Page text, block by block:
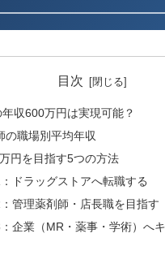
目次
収600万円は実現可能？
の職場別平均年収
円を目指す5つの方法
ドラッグストアへ転職する
管理薬剤師・店長職を目指す
企業（MR・薬事・学術）へ